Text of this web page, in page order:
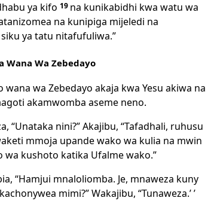
ya kifo 19 na kunikabidhi kwa watu wa
na kunipiga mijeledi na
ya tatu nitafufuliwa.”
Wana Wa Zebedayo
wana wa Zebedayo akaja kwa Yesu akiwa na
akamwomba aseme neno.
“Unataka nini?” Akajibu, “Tafadhali, ruhusu
mmoja upande wako wa kulia na mwin
wa kushoto katika Ufalme wako.”
“Hamjui mnaloliomba. Je, mnaweza kuny
mimi?” Wakajibu, “Tunaweza.’ ’